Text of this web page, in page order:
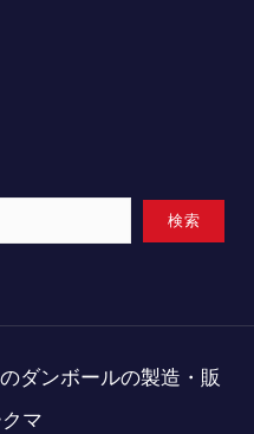
ダンボールの製造・販
マ